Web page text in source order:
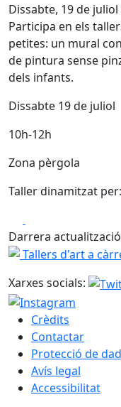
Dissabte, 19 de
Participa en els
petites: un mural
de pintura sense
dels infants.
Dissabte 19 de juliol
10h-12h
Zona pèrgola
Taller dinamitzat
Darrera
Tallers d'art a càrrec
Xarxes socials:
Crèdits
Contactar
Protecció de
Avís legal
Accessibilitat